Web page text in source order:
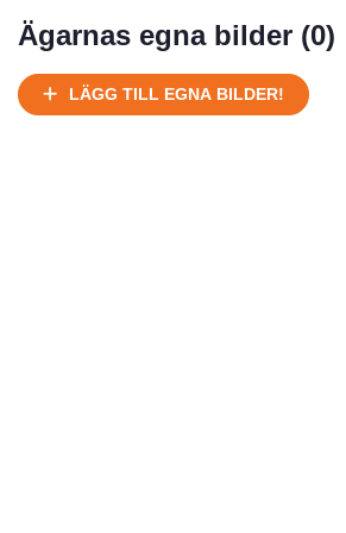
Under normalt skick, kan kräva reparation
Ägarnas egna bilder (0)
LÄGG TILL EGNA BILDER!